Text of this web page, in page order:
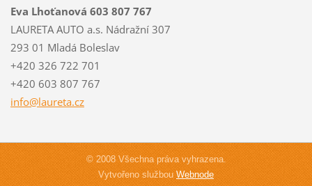
Eva Lhoťanová 603 807 767
LAURETA AUTO a.s. Nádražní 307
293 01 Mladá Boleslav
+420 326 722 701
+420 603 807 767
info@laureta.cz
© 2008 Všechna práva vyhrazena.
Vytvořeno službouWebnode